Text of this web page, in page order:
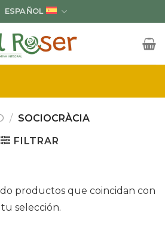
ESPAÑOL
/ SOCIOCRÀCIA
FILTRAR
productos que coincidan con
tu selección.